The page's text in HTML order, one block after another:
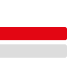
Datenschutz
Vertrag widerrufen